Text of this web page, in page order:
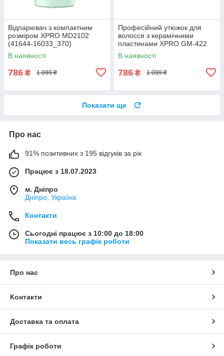
Відпарювач з компактним
розміром XPRO MD2102
(41644-16033_370)
В наявності
786 ₴ 1 099 ₴
Професійний утюжок для
волосся з керамічними
пластинами XPRO GM-422
(41281-422_368)
В наявності
786 ₴ 1 099 ₴
Показати ще
Про нас
91% позитивних з 195 відгуків за рік
Працює з 18.07.2023
м. Дніпро
Дніпро, Україна
Контакти
Сьогодні працює з 10:00 до 18:00
Показати весь графік роботи
Про нас
Контакти
Доставка та оплата
Графік роботи